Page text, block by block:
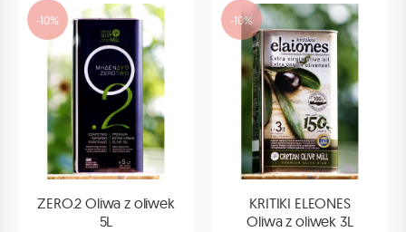
-10%
ZERO.2 Oliwa z oliwek
5L
-10%
KRITIKI ELEONES
Oliwa z oliwek 3L